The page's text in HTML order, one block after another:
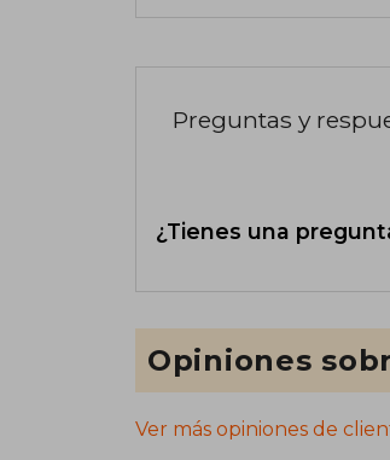
Preguntas y
¿Tienes una
Opiniones
Ver más opiniones de